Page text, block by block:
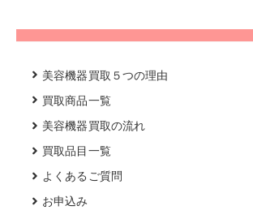
美容機器買取５つの理由
買取商品一覧
美容機器買取の流れ
買取品目一覧
よくあるご質問
お申込み